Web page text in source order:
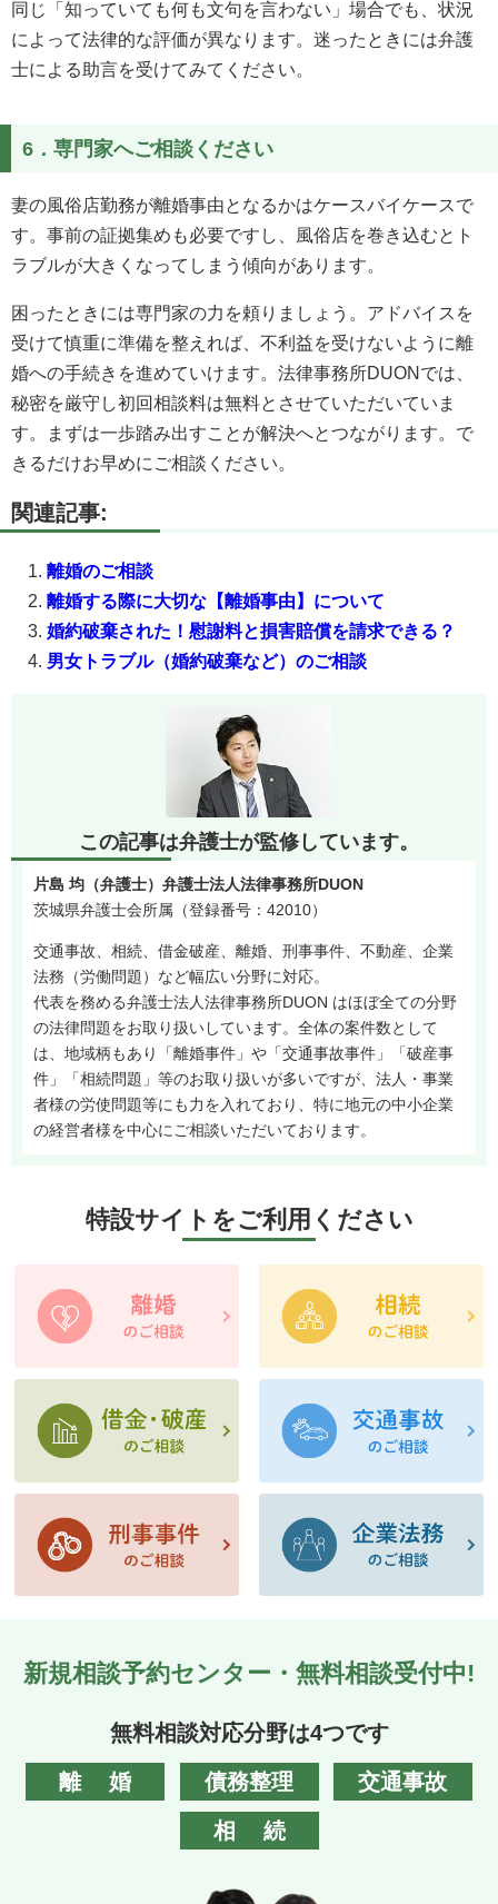
同じ「知っていても何も文句を言わない」場合でも、状況
によって法律的な評価が異なります。迷ったときには弁護
士による助言を受けてみてください。
6．専門家へご相談ください
妻の風俗店勤務が離婚事由となるかはケースバイケースで
す。事前の証拠集めも必要ですし、風俗店を巻き込むとト
ラブルが大きくなってしまう傾向があります。
困ったときには専門家の力を頼りましょう。アドバイスを
受けて慎重に準備を整えれば、不利益を受けないように離
婚への手続きを進めていけます。法律事務所DUONでは、
秘密を厳守し初回相談料は無料とさせていただいていま
す。まずは一歩踏み出すことが解決へとつながります。で
きるだけお早めにご相談ください。
関連記事:
離婚のご相談
離婚する際に大切な【離婚事由】について
婚約破棄された！慰謝料と損害賠償を請求できる？
男女トラブル（婚約破棄など）のご相談
この記事は弁護士が監修しています。
片島 均（弁護士）弁護士法人法律事務所DUON
茨城県弁護士会所属（登録番号：42010）
交通事故、相続、借金破産、離婚、刑事事件、不動産、企業
法務（労働問題）など幅広い分野に対応。
代表を務める弁護士法人法律事務所DUON はほぼ全ての分野
の法律問題をお取り扱いしています。全体の案件数として
は、地域柄もあり「離婚事件」や「交通事故事件」「破産事
件」「相続問題」等のお取り扱いが多いですが、法人・事業
者様の労使問題等にも力を入れており、特に地元の中小企業
の経営者様を中心にご相談いただいております。
特設サイトをご利用ください
新規相談予約センター・無料相談受付中!
無料相談対応分野は4つです
離婚
債務整理
交通事故
相続